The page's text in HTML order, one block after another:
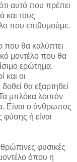
αυτό που πρέπει
και τους
που επιθυμούμε.
που θα καλύπτει
μοντέλο που θα
ερώτημα,
και οι
θα εξαρτηθεί
μπλόκα λοιπόν
Είναι ο άνθρωπος
φύσης ή είναι
φυσικές
όπου η